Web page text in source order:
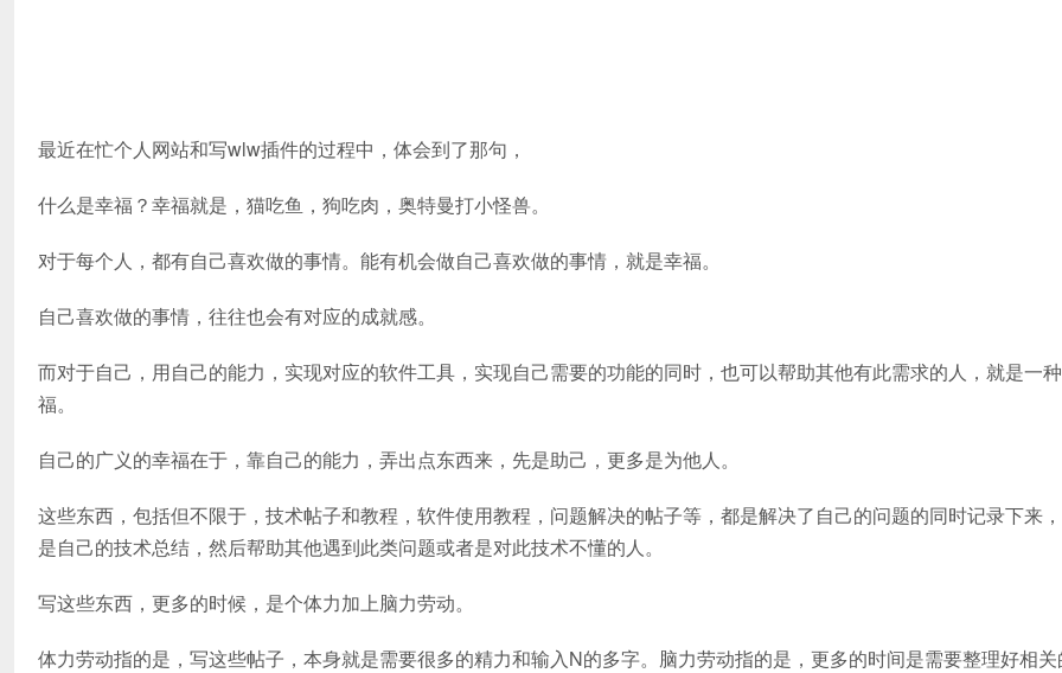
最近在忙个人网站和写wlw插件的过程中，体会到了那句，
什么是幸福？幸福就是，猫吃鱼，狗吃肉，奥特曼打小怪兽。
对于每个人，都有自己喜欢做的事情。能有机会做自己喜欢做的事情，就是幸福。
自己喜欢做的事情，往往也会有对应的成就感。
而对于自己，用自己的能力，实现对应的软件工具，实现自己需要的功能的同时，也可以帮助其他有此需求的人，就是一
福。
自己的广义的幸福在于，靠自己的能力，弄出点东西来，先是助己，更多是为他人。
这些东西，包括但不限于，技术帖子和教程，软件使用教程，问题解决的帖子等，都是解决了自己的问题的同时记录下来
是自己的技术总结，然后帮助其他遇到此类问题或者是对此技术不懂的人。
写这些东西，更多的时候，是个体力加上脑力劳动。
体力劳动指的是，写这些帖子，本身就是需要很多的精力和输入N的多字。脑力劳动指的是，更多的时间是需要整理好相